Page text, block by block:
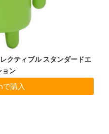
ティブル スタンダードエ
ョン
購入